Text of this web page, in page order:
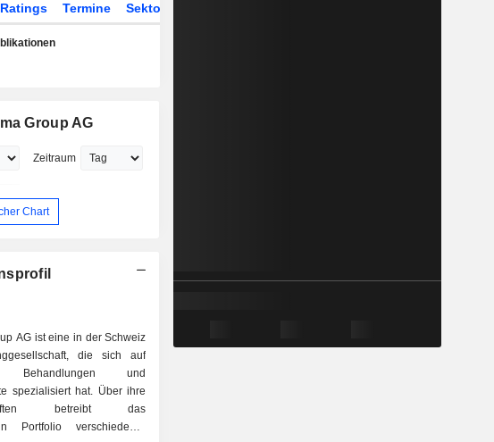
Ratings Termine Sektor
Group AG
Zeitraum
Chart
AG ist eine in der Schweiz
die sich auf
Behandlungen und
spezialisiert hat. Über ihre
betreibt das
Portfolio verschiedener